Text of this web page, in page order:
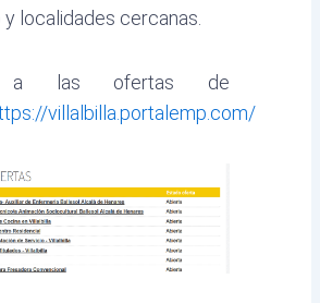
y localidades cercanas.
a las ofertas de
villalbilla.portalemp.com/